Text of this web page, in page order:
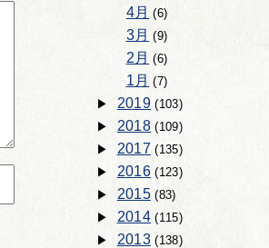
4月 (6)
3月 (9)
2月 (6)
1月 (7)
2019(103)
2018(109)
2017 (135)
2016(123)
2015(83)
2014(115)
2013(138)